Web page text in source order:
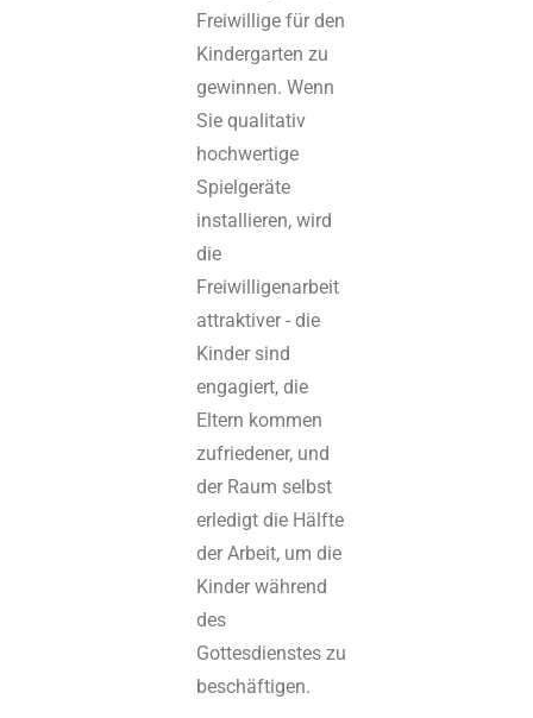
Freiwillige für den
Kindergarten zu
gewinnen. Wenn
Sie qualitativ
hochwertige
Spielgeräte
installieren, wird
die
Freiwilligenarbeit
attraktiver - die
Kinder sind
engagiert, die
Eltern kommen
zufriedener, und
der Raum selbst
erledigt die Hälfte
der Arbeit, um die
Kinder während
des
Gottesdienstes zu
beschäftigen.